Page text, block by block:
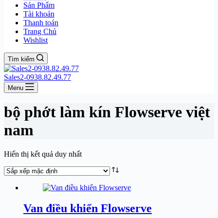
Sản Phẩm
Tài khoản
Thanh toán
Trang Chủ
Wishlist
Tìm kiếm
Sales2-0938.82.49.77
Menu
bộ phớt làm kín Flowserve việt
nam
Hiển thị kết quả duy nhất
Van điều khiển Flowserve